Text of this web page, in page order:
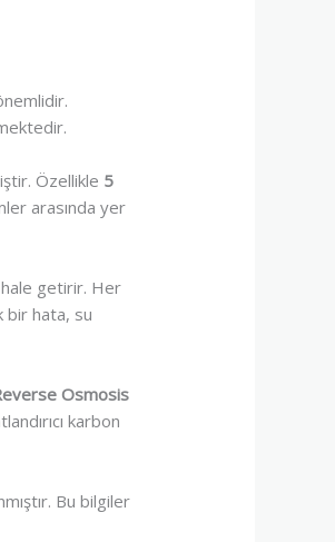
Özellikle 5
arasında yer
hale getirir. Her
bir hata, su
Osmosis
karbon
Bu bilgiler